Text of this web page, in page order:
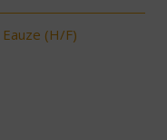
(H/F)